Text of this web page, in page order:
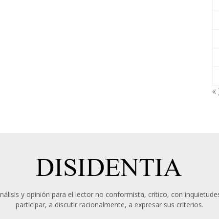
«
y opinión para el lector no conformista, crítico, con
participar, a discutir racionalmente, a expresar sus criterios.